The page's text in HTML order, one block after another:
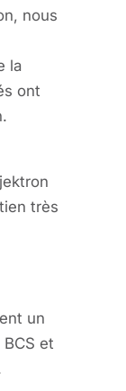
nous
la
ont
très
un
et